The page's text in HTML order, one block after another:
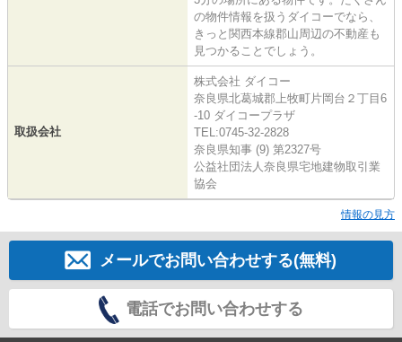
の物件情報を扱うダイコーでなら、
きっと関西本線郡山周辺の不動産も
見つかることでしょう。
取扱会社
株式会社 ダイコー
奈良県北葛城郡上牧町片岡台２丁目6
-10 ダイコープラザ
TEL:0745-32-2828
奈良県知事 (9) 第2327号
公益社団法人奈良県宅地建物取引業
協会
情報の見方
メールでお問い合わせする(無料)
電話でお問い合わせする